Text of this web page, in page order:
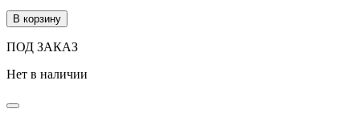
В корзину
ПОД ЗАКАЗ
Нет в наличии